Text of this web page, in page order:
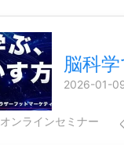
脳科
2026-01-
オンラインセミナー